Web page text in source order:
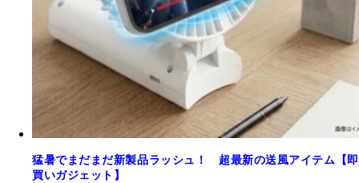
猛暑でまだまだ新製品ラッシュ！ 超最新の送風アイテム【即
買いガジェット】